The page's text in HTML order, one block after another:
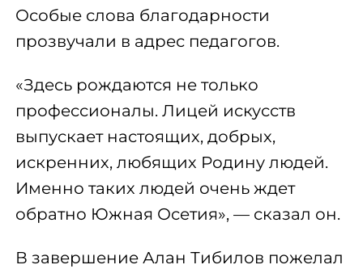
Особые слова благодарности
прозвучали в адрес педагогов.
«Здесь рождаются не только
профессионалы. Лицей искусств
выпускает настоящих, добрых,
искренних, любящих Родину людей.
Именно таких людей очень ждет
обратно Южная Осетия», — сказал он.
В завершение Алан Тибилов пожелал